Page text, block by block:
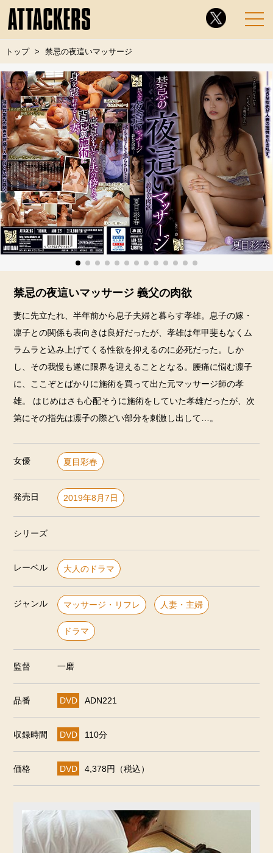
トップ 禁忌の夜這いマッサージ
禁忌の夜這いマッサージ 義父の肉欲
妻に先立たれ、半年前から息子夫婦と暮らす孝雄。息子の嫁・
凛子との関係も表向きは良好だったが、孝雄は年甲斐もなくム
ラムラと込み上げてくる性欲を抑えるのに必死だった。しか
し、その我慢も遂に限界を迎えることとなる。腰痛に悩む凛子
に、ここぞとばかりに施術を買って出た元マッサージ師の孝
雄。 はじめはさも心配そうに施術をしていた孝雄だったが、次
第にその指先は凛子の際どい部分を刺激し出して…。
女優 夏目彩春
発売日 2019年8月7日
シリーズ
レーベル 大人のドラマ
ジャンル マッサージ・リフレ 人妻・主婦
ドラマ
監督 一磨
品番 DVD ADN221
収録時間 DVD 110分
価格 DVD 4,378円（税込）